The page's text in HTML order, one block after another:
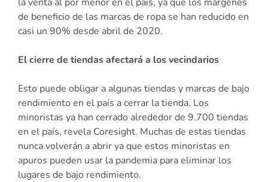
de beneficio de las marcas de ropa se han reducido en
casi un 90% desde abril de 2020.
El cierre de tiendas afectará a los vecindarios
Esto puede obligar a algunas tiendas y marcas de bajo
rendimiento en el país a cerrar la tienda. Los
minoristas ya han cerrado alrededor de 9.700 tiendas
en el país, revela Coresight. Muchas de estas tiendas
nunca volverán a abrir ya que estos minoristas en
apuros pueden usar la pandemia para eliminar los
lugares de bajo rendimiento.